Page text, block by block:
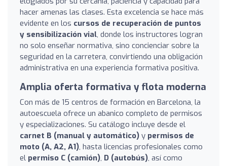
hacer amenas las clases. Esta excelencia se hace más
evidente en los cursos de recuperación de puntos
y sensibilización vial, donde los instructores logran
no solo enseñar normativa, sino concienciar sobre la
seguridad en la carretera, convirtiendo una obligación
administrativa en una experiencia formativa positiva.
Amplia oferta formativa y flota moderna
Con más de 15 centros de formación en Barcelona, la
autoescuela ofrece un abanico completo de permisos
y especializaciones. Su catálogo incluye desde el
carnet B (manual y automático) y permisos de
moto (A, A2, A1), hasta licencias profesionales como
el permiso C (camión), D (autobús), así como